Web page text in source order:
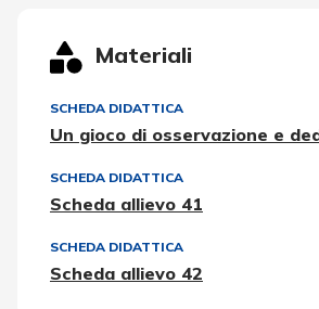
Materiali
SCHEDA DIDATTICA
Un gioco di osservazione e
SCHEDA DIDATTICA
Scheda allievo 41
SCHEDA DIDATTICA
Scheda allievo 42